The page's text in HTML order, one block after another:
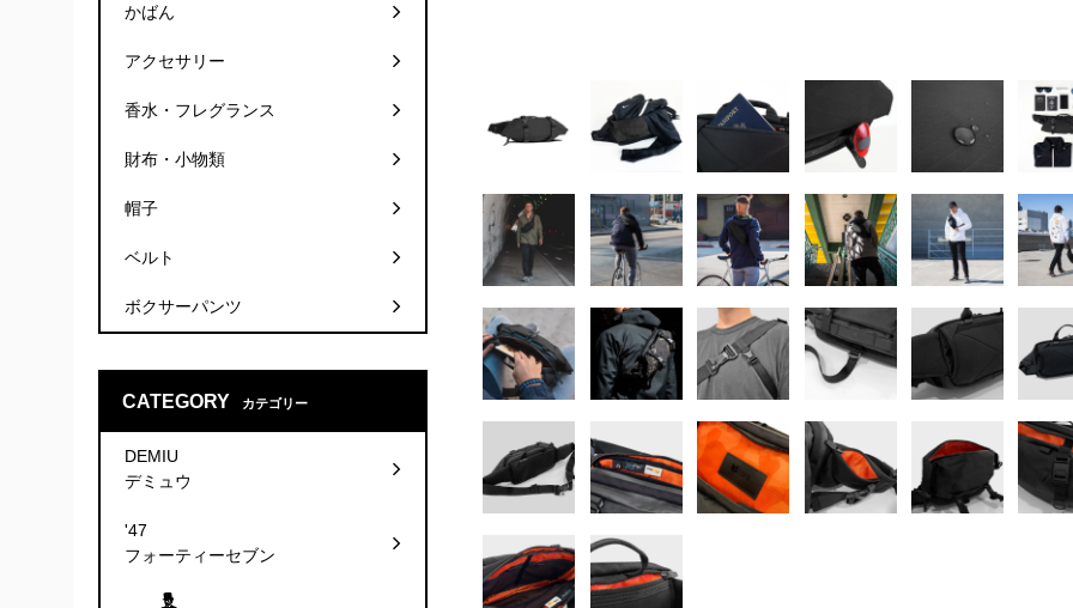
かばん
アクセサリー
香水・フレグランス
財布・小物類
帽子
ベルト
ボクサーパンツ
CATEGORY カテゴリー
DEMIU
デミュウ
'47
フォーティーセブン